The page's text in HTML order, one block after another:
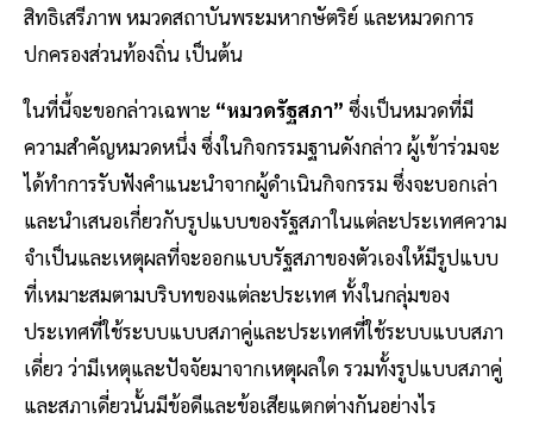
สิทธิเสรีภาพ หมวดสถาบันพระมหากษัตริย์ และหมวดการ
ปกครองส่วนท้องถิ่น เป็นต้น
ในที่นี้จะขอกล่าวเฉพาะ “หมวดรัฐสภา” ซึ่งเป็นหมวดที่มี
ความสำคัญหมวดหนึ่ง ซึ่งในกิจกรรมฐานดังกล่าว ผู้เข้าร่วมจะ
ได้ทำการรับฟังคำแนะนำจากผู้ดำเนินกิจกรรม ซึ่งจะบอกเล่า
และนำเสนอเกี่ยวกับรูปแบบของรัฐสภาในแต่ละประเทศความ
จำเป็นและเหตุผลที่จะออกแบบรัฐสภาของตัวเองให้มีรูปแบบ
ที่เหมาะสมตามบริบทของแต่ละประเทศ ทั้งในกลุ่มของ
ประเทศที่ใช้ระบบแบบสภาคู่และประเทศที่ใช้ระบบแบบสภา
เดี่ยว ว่ามีเหตุและปัจจัยมาจากเหตุผลใด รวมทั้งรูปแบบสภาคู่
และสภาเดี่ยวนั้นมีข้อดีและข้อเสียแตกต่างกันอย่างไร